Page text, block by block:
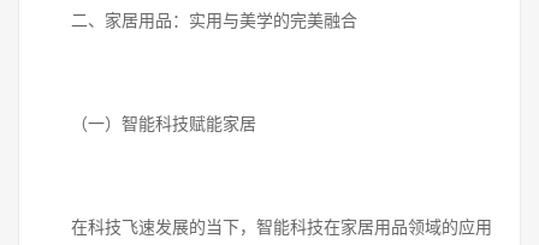
二、家居用品：实用与美学的完美融合
（一）智能科技赋能家居
在科技飞速发展的当下，智能科技在家居用品领域的应用